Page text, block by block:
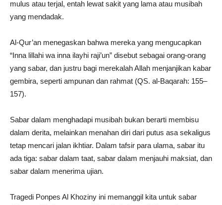
mulus atau terjal, entah lewat sakit yang lama atau musibah
yang mendadak.
Al-Qur’an menegaskan bahwa mereka yang mengucapkan
“Inna lillahi wa inna ilayhi raji’un” disebut sebagai orang-orang
yang sabar, dan justru bagi merekalah Allah menjanjikan kabar
gembira, seperti ampunan dan rahmat (QS. al-Baqarah: 155–
157).
Sabar dalam menghadapi musibah bukan berarti membisu
dalam derita, melainkan menahan diri dari putus asa sekaligus
tetap mencari jalan ikhtiar. Dalam tafsir para ulama, sabar itu
ada tiga: sabar dalam taat, sabar dalam menjauhi maksiat, dan
sabar dalam menerima ujian.
Tragedi Ponpes Al Khoziny ini memanggil kita untuk sabar